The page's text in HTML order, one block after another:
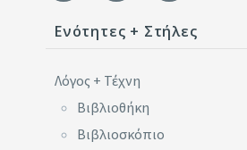
Ενότητες + Στήλες
Λόγος + Τέχνη
Βιβλιοθήκη
Βιβλιοσκόπιο